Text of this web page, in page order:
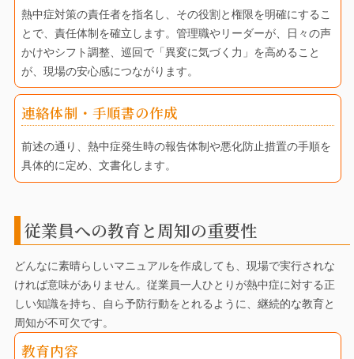
熱中症対策の責任者を指名し、その役割と権限を明確にするこ
とで、責任体制を確立します。管理職やリーダーが、日々の声
かけやシフト調整、巡回で「異変に気づく力」を高めること
が、現場の安心感につながります。
連絡体制・手順書の作成
前述の通り、熱中症発生時の報告体制や悪化防止措置の手順を
具体的に定め、文書化します。
従業員への教育と周知の重要性
どんなに素晴らしいマニュアルを作成しても、現場で実行されな
ければ意味がありません。従業員一人ひとりが熱中症に対する正
しい知識を持ち、自ら予防行動をとれるように、継続的な教育と
周知が不可欠です。
教育内容